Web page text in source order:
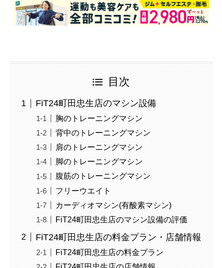
目次
FiT24町田忠生店のマシン設備
胸のトレーニングマシン
背中のトレーニングマシン
肩のトレーニングマシン
脚のトレーニングマシン
腹筋のトレーニングマシン
フリーウエイト
カーディオマシン(有酸素マシン)
FiT24町田忠生店のマシン設備の評価
FiT24町田忠生店の料金プラン・店舗情報
FiT24町田忠生店の料金プラン